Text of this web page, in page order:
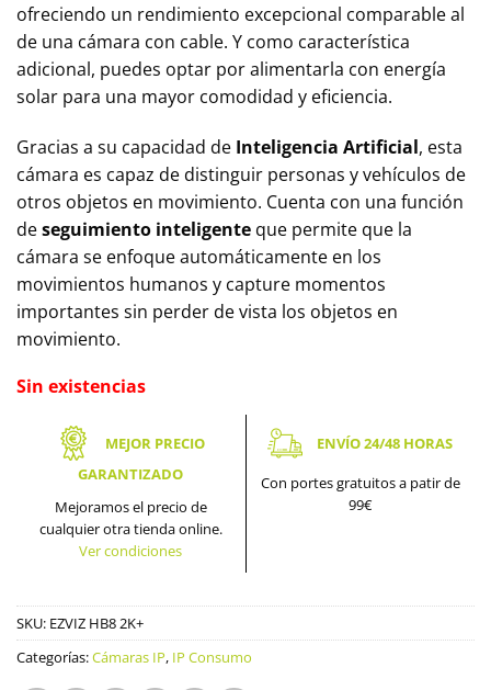
ofreciendo un rendimiento excepcional comparable al
de una cámara con cable. Y como característica
adicional, puedes optar por alimentarla con energía
solar para una mayor comodidad y eficiencia.
Gracias a su capacidad de Inteligencia Artificial, esta
cámara es capaz de distinguir personas y vehículos de
otros objetos en movimiento. Cuenta con una función
deseguimiento inteligente que permite que la
cámara se enfoque automáticamente en los
movimientos humanos y capture momentos
importantes sin perder de vista los objetos en
movimiento.
Sin existencias
MEJOR PRECIO
GARANTIZADO
Mejoramos el precio de
cualquier otra tienda online.
Ver condiciones
ENVÍO 24/48 HORAS
Con portes gratuitos a patir de
99€
SKU: EZVIZ HB8 2K+
Categorías:Cámaras IP, IP Consumo